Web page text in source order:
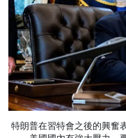
特朗普在習特會之後的興奮